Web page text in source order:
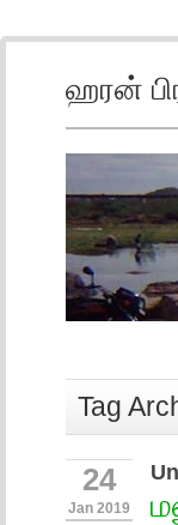
ஹரன்
Tag
24
Jan 2019